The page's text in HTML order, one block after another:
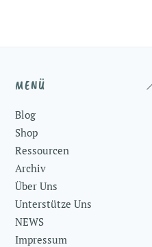
MENÜ
Blog
Shop
Ressourcen
Archiv
Über Uns
Unterstütze Uns
NEWS
Impressum